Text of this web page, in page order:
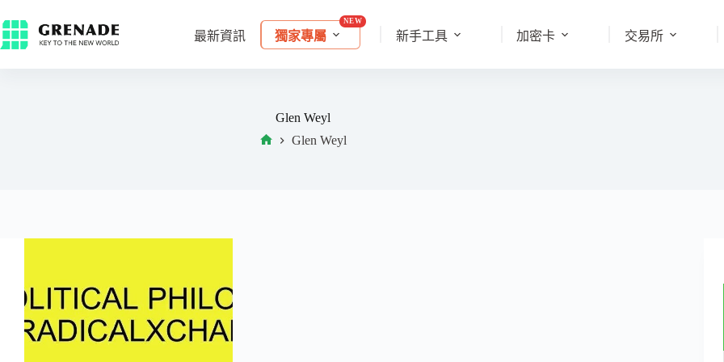
最新資訊 獨家專屬 新手工具 加密卡 交易所
Glen Weyl
Glen Weyl